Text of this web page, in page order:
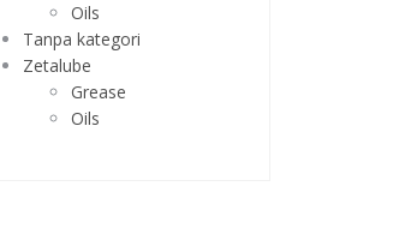
Oils
Tanpa kategori
Zetalube
Grease
Oils